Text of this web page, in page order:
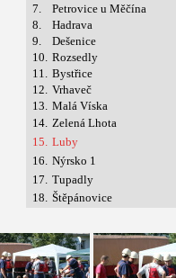
7.
Petrovice u Měčína
8.
Hadrava
9.
Dešenice
10. Rozsedly
11. Bystřice
12. Vrhaveč
13. Malá Víska
14. Zelená Lhota
15. Luby
16. Nýrsko 1
17. Tupadly
18. Štěpánovice